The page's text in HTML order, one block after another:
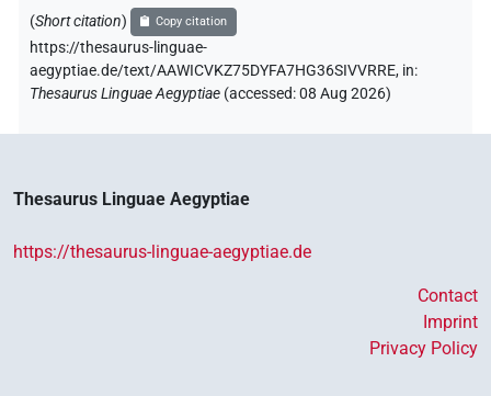
(Short citation) Copy citation
https://thesaurus-linguae-
aegyptiae.de/text/AAWICVKZ75DYFA7HG36SIVVRRE, in:
Thesaurus Linguae Aegyptiae (accessed:08 Aug 2026)
Thesaurus Linguae Aegyptiae
https://thesaurus-linguae-aegyptiae.de
Contact
Imprint
Privacy Policy